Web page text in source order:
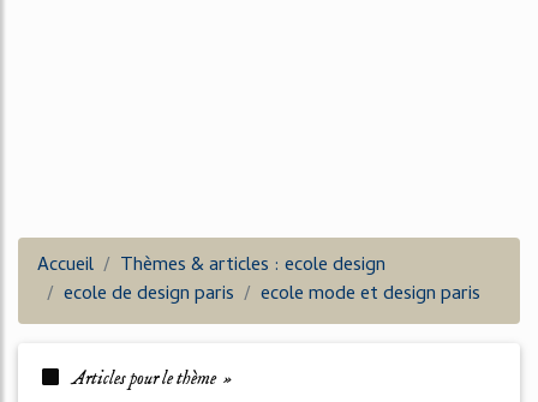
Accueil
Thèmes & articles : ecole design
ecole de design paris
ecole mode et design paris
Articles pour le thème »